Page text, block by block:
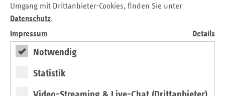
Umgang mit Drittanbieter-Cookies, finden Sie unter
Datenschutz.
Impressum
Details
Notwendig
Statistik
Hintergrund unter Beteiligung externer Experten den
Leitfaden "Gemeinsame und einheitliche Handlungsfelder
und Kriterien der Spitzenverbände der Krankenkassen zur
Umsetzung von § 20 und § 20a SGB V vom 21. Juni 2000
entwickelt.
In ihm sind die Leistungen der Krankenkassen in der